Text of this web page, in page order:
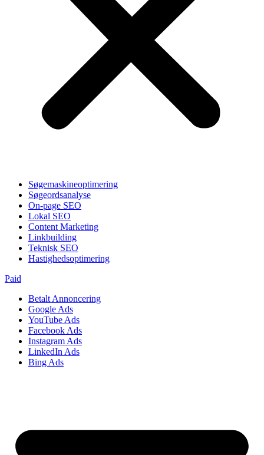
Søgemaskineoptimering
Søgeordsanalyse
On-page SEO
Lokal SEO
Content Marketing
Linkbuilding
Teknisk SEO
Hastighedsoptimering
Paid
Betalt Annoncering
Google Ads
YouTube Ads
Facebook Ads
Instagram Ads
LinkedIn Ads
Bing Ads